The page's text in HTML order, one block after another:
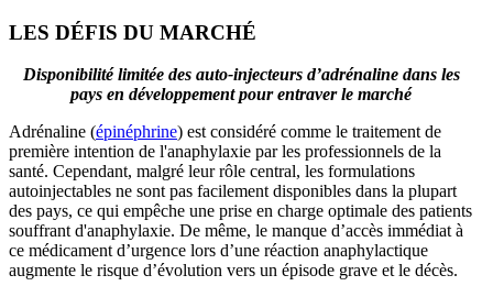
LES DÉFIS DU MARCHÉ
Disponibilité limitée des auto-injecteurs d’adrénaline dans les
pays en développement pour entraver le marché
Adrénaline (épinéphrine) est considéré comme le traitement de
première intention de l'anaphylaxie par les professionnels de la
santé. Cependant, malgré leur rôle central, les formulations
autoinjectables ne sont pas facilement disponibles dans la plupart
des pays, ce qui empêche une prise en charge optimale des patients
souffrant d'anaphylaxie. De même, le manque d’accès immédiat à
ce médicament d’urgence lors d’une réaction anaphylactique
augmente le risque d’évolution vers un épisode grave et le décès.